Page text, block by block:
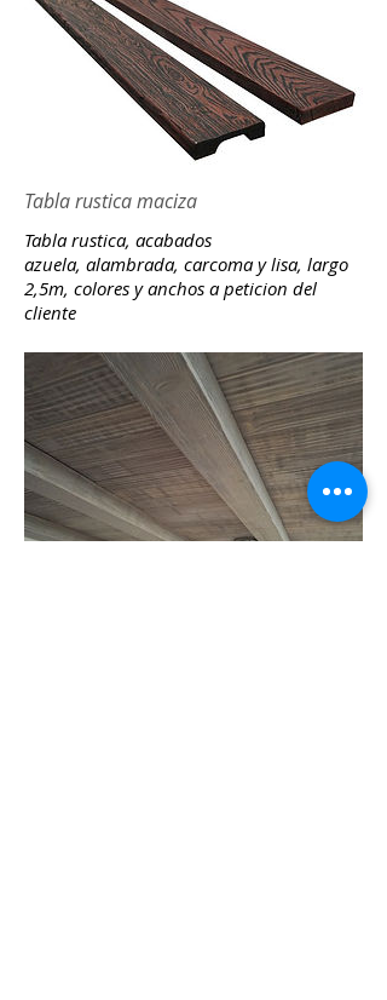
Tabla rustica maciza
Tabla rustica, acabados
azuela, alambrada, carcoma y lisa, largo
2,5m, colores y anchos a peticion del
cliente